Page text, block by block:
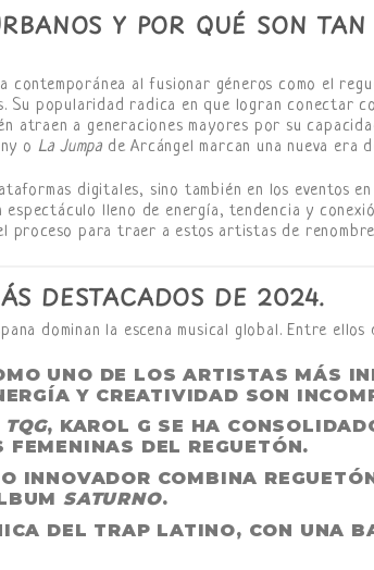
Y POR QUÉ SON TAN
contemporánea al fusionar géneros como el
Su popularidad radica en que logran conectar
atraen a generaciones mayores por su
o La Jumpa de Arcángel marcan una nueva era
digitales, sino también en los eventos en
espectáculo lleno de energía, tendencia y
proceso para traer a estos artistas de
DESTACADOS DE 2024.
dominan la escena musical global. Entre ellos
UNO DE LOS ARTISTAS MÁS
Y CREATIVIDAD SON
TQG, KAROL G SE HA
DEL REGUETÓN.
INNOVADOR COMBINA
SATURNO.
DEL TRAP LATINO, CON UNA